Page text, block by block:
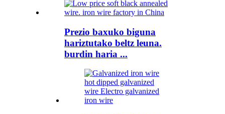
Prezio baxuko biguna
hariztutako beltz leuna.
burdin haria ...